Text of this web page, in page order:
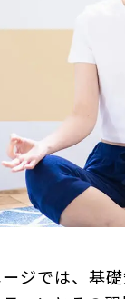
ジでは、基